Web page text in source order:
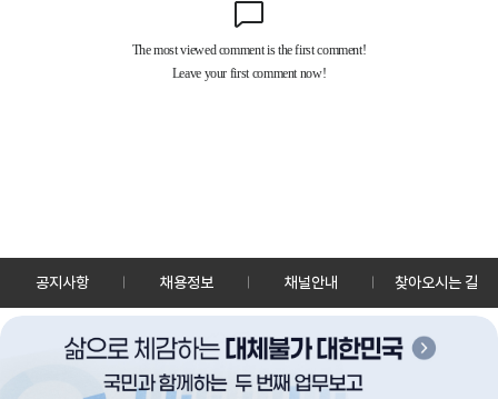
공지사항 채용정보 채널안내 찾아오시는 길
30128 세종특별자치시 정부2청사로 13 한국정책방송원 KTV
TEL: 044-204-8000
Copyrightⓒ KTV 국민방송 All Rights Reserved.